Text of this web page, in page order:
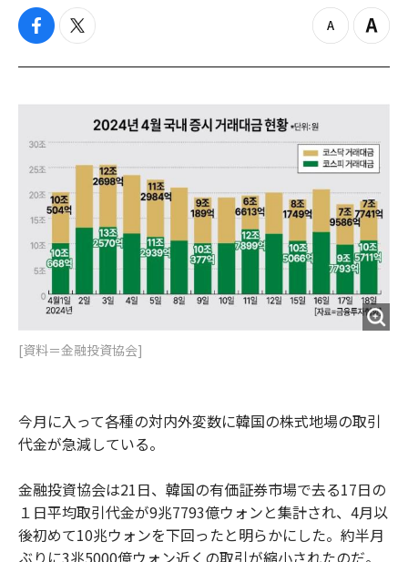
f
c
b
o
t
i
t
z
o
o
Z
o
i
[資料＝金融投資協会]
今月に入って各種の対内外変数に韓国の株式地場の取引
代金が急減している。
金融投資協会は21日、韓国の有価証券市場で去る17日の
１日平均取引代金が9兆7793億ウォンと集計され、4月以
後初めて10兆ウォンを下回ったと明らかにした。約半月